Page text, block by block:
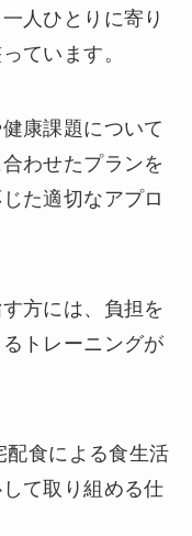
人ひとりに寄り
ています。
康課題について
わせたプランを
た適切なアプロ
方には、負担を
トレーニングが
配食による食生活
て取り組める仕